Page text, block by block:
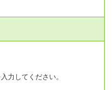
力してください。